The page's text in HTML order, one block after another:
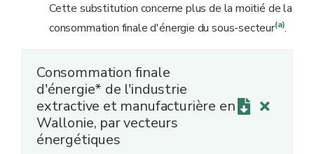
Cette substitution concerne plus de la moitié de la
consommation finale d'énergie du sous-secteur(a).
Consommation finale
d'énergie* de l'industrie
extractive et manufacturière en
Wallonie, par vecteurs
énergétiques